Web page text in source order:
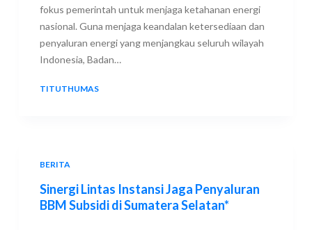
fokus pemerintah untuk menjaga ketahanan energi
nasional. Guna menjaga keandalan ketersediaan dan
penyaluran energi yang menjangkau seluruh wilayah
Indonesia, Badan…
TITUTHUMAS
BERITA
Sinergi Lintas Instansi Jaga Penyaluran
BBM Subsidi di Sumatera Selatan*